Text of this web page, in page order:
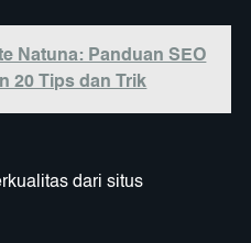
Natuna: Panduan SEO
20 Tips dan Trik
dari situs